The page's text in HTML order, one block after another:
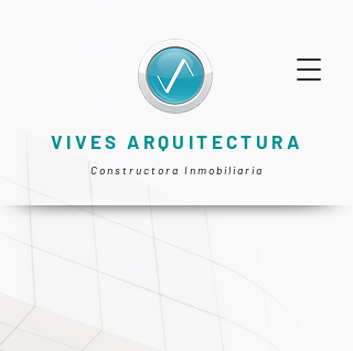
VIVES ARQUITECTURA
Constructora Inmobiliaria